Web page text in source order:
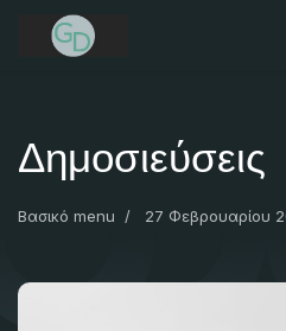
Δημοσιεύσεις
Βασικό menu 27 Φεβρουαρίου